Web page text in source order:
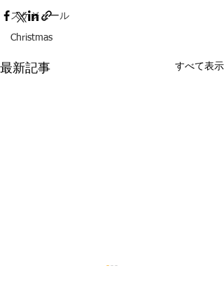
スケジュール
Christmas
最新記事 すべて表示